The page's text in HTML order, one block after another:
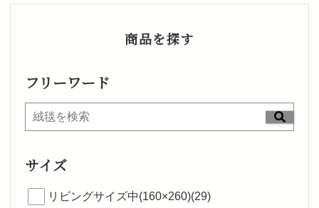
商品を探す
フリーワード
サイズ
リビングサイズ中(160×260)(29)